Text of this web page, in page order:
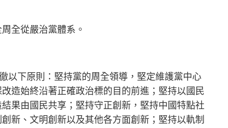
全從嚴治黨體系。
以下原則：堅持黨的周全領導，堅定維護黨中心
造始終沿著正確政治標的目的前進；堅持以國民
果由國民共享；堅持守正創新，堅持中國特點社
新、文明創新以及其他各方面創新；堅持以軌制